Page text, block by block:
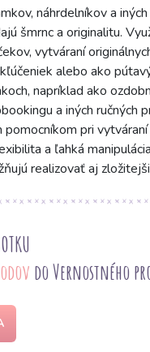
náhrdelníkov a
šmrnc a originalitu.
vytváraní
alebo ako
napríklad ako
a iných ručných
pomocníkom pri
a ľahká
realizovať aj
do Vernostného